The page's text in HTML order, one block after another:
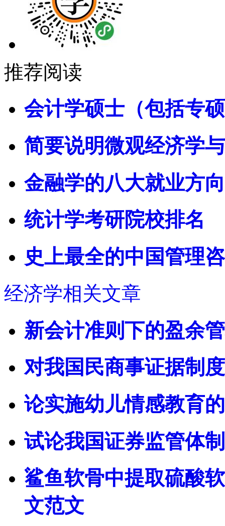
推荐阅读
会计学硕士（包括专
简要说明微观经济学
金融学的八大就业方
统计学考研院校排名
史上最全的中国管理
经济学相关文章
新会计准则下的盈余
对我国民商事证据制
论实施幼儿情感教育
试论我国证券监管体
鲨鱼软骨中提取硫酸
文范文